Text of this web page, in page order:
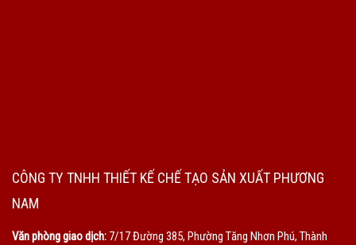
CÔNG TY TNHH THIẾT KẾ CHẾ TẠO SẢN XUẤT PHƯƠNG
NAM
Văn phòng giao dịch: 7/17 Đường 385, Phường Tăng Nhơn Phú, Thành